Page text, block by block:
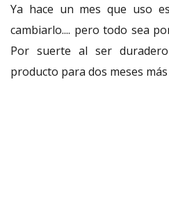
Ya hace un mes que uso
cambiarlo.... pero todo sea
Por suerte al ser
producto para dos meses más